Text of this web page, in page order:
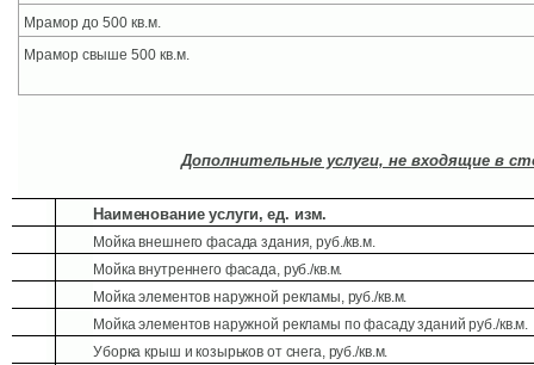
Мрамор до 500 кв.м.
Мрамор свыше 500 кв.м.
Дополнительные услуги, не входящие в
Наименование услуги, ед. изм.
Мойка внешнего фасада здания, руб./кв.м.
Мойка внутреннего фасада, руб./кв.м.
Мойка элементов наружной рекламы, руб./кв.м.
Мойка элементов наружной рекламы по фасаду зданий руб./кв.м.
Уборка крыш и козырьков от снега, руб./кв.м.